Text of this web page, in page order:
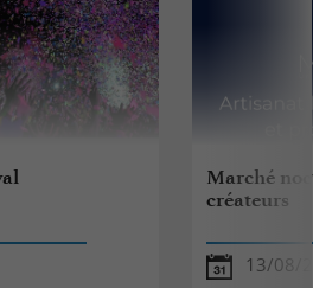
Marché
créateurs
13/08/